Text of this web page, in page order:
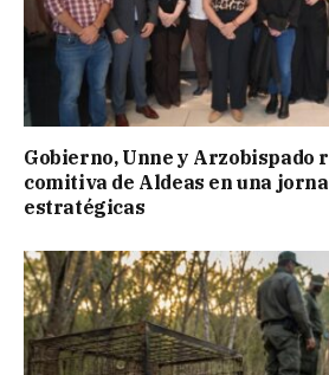
Gobierno, Unne y Arzobispado
comitiva de Aldeas en una
estratégicas